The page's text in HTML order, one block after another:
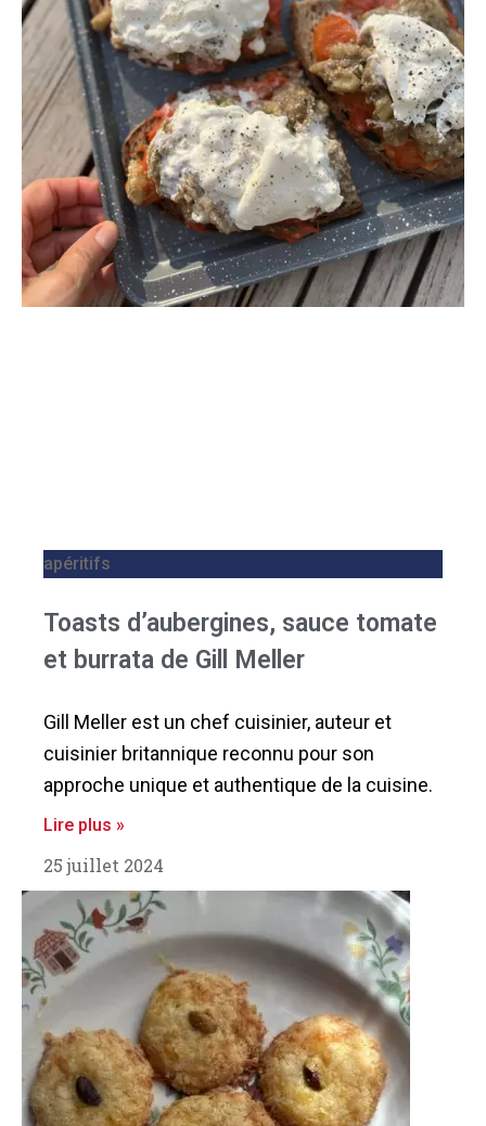
apéritifs
Toasts d’aubergines, sauce tomate
et burrata de Gill Meller
Gill Meller est un chef cuisinier, auteur et
cuisinier britannique reconnu pour son
approche unique et authentique de la cuisine.
Lire plus »
25 juillet 2024